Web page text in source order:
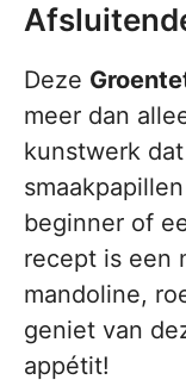
Deze
meer dan
kunstwerk
beginner of
recept is een
mandoline,
geniet van
appétit!